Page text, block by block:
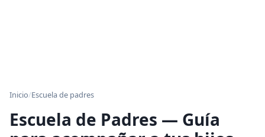
Inicio/Escuela de padres
Escuela de Padres — Guía